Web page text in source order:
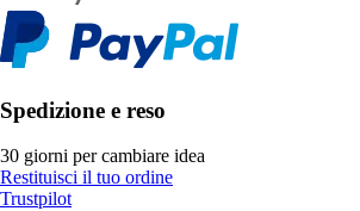
Spedizione e reso
30 giorni per cambiare idea
Restituisci il tuo ordine
Trustpilot